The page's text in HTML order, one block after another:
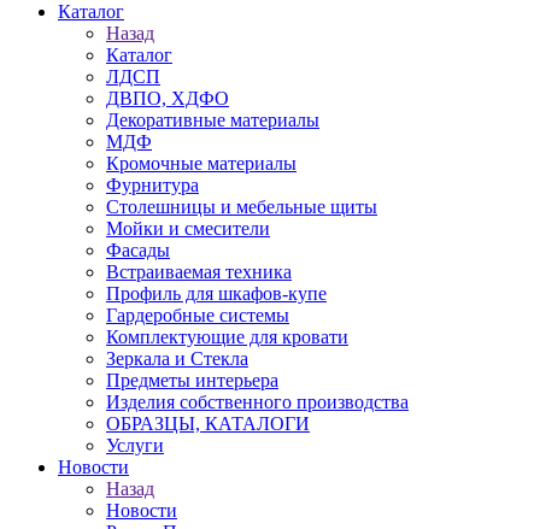
Каталог
Назад
Каталог
ЛДСП
ДВПО, ХДФО
Декоративные материалы
МДФ
Кромочные материалы
Фурнитура
Столешницы и мебельные щиты
Мойки и смесители
Фасады
Встраиваемая техника
Профиль для шкафов-купе
Гардеробные системы
Комплектующие для кровати
Зеркала и Стекла
Предметы интерьера
Изделия собственного производства
ОБРАЗЦЫ, КАТАЛОГИ
Услуги
Новости
Назад
Новости